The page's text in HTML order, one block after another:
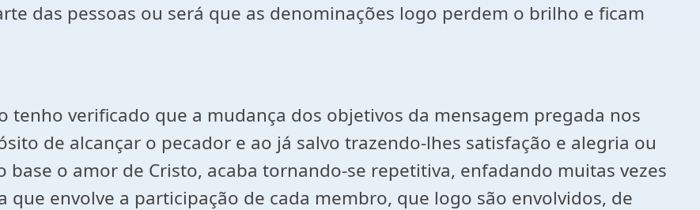
das pessoas ou será que as denominações logo perdem o brilho e ficam
tenho verificado que a mudança dos objetivos da mensagem pregada nos
de alcançar o pecador e ao já salvo trazendo-lhes satisfação e alegria ou
o amor de Cristo, acaba tornando-se repetitiva, enfadando muitas vezes
que envolve a participação de cada membro, que logo são envolvidos, de